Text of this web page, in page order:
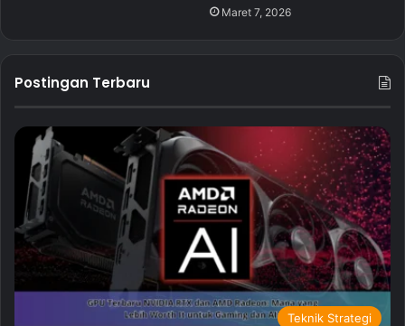
Maret 7, 2026
Postingan Terbaru
Teknik Strategi